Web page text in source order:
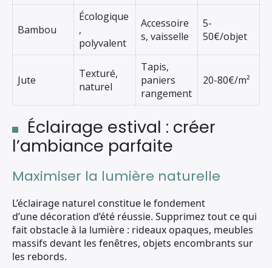
Bambou
Écologique
,
polyvalent
Accessoire
s, vaisselle
5-
50€/objet
Jute
Texturé,
naturel
Tapis,
paniers
rangement
20-80€/m²
Éclairage estival : créer
l’ambiance parfaite
Maximiser la lumière naturelle
L’éclairage naturel constitue le fondement
d’une décoration d’été réussie. Supprimez tout ce qui
fait obstacle à la lumière : rideaux opaques, meubles
massifs devant les fenêtres, objets encombrants sur
les rebords.